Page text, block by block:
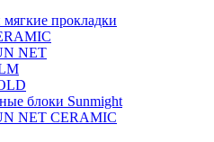
прокладки
NET
блоки Sunmight
NET CERAMIC